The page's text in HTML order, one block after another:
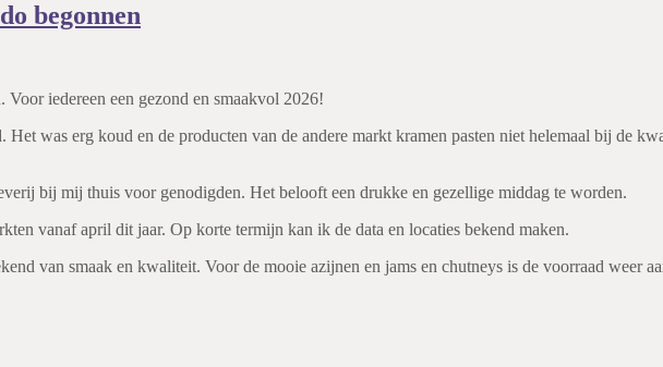
begonnen
iedereen een gezond en smaakvol 2026!
was erg koud en de producten van de andere markt kramen pasten niet helemaal bij de
bij mij thuis voor genodigden. Het belooft een drukke en gezellige middag te worden.
vanaf april dit jaar. Op korte termijn kan ik de data en locaties bekend maken.
van smaak en kwaliteit. Voor de mooie azijnen en jams en chutneys is de voorraad weer